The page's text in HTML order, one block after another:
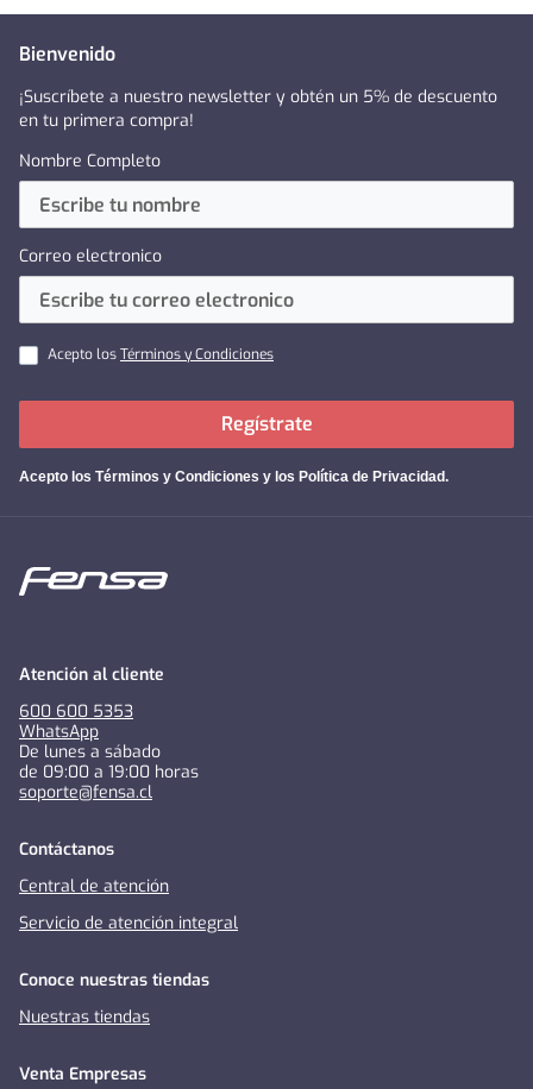
Bienvenido
¡Suscríbete a nuestro newsletter y obtén un 5% de descuento
en tu primera compra!
Nombre Completo
Correo electronico
Acepto losTérminos y Condiciones
Acepto los Términos y Condiciones y los Política de Privacidad.
Regístrate
Atención al cliente
600 600 5353
WhatsApp
De lunes a sábado
de 09:00 a 19:00 horas
soporte@fensa.cl
Contáctanos
Central de atención
Servicio de atención integral
Conoce nuestras tiendas
Nuestras tiendas
Venta Empresas